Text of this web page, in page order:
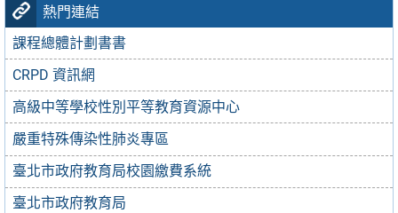
熱門連結
課程總體計劃書書
CRPD 資訊網
高級中等學校性別平等教育資源中心
嚴重特殊傳染性肺炎專區
臺北市政府教育局校園繳費系統
臺北市政府教育局